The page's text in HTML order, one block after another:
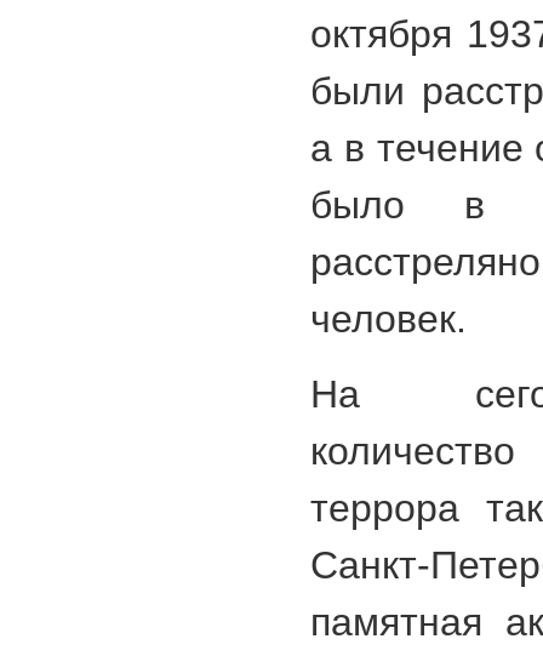
октября
были
а в течение
было в
человек.
На
террора
Санкт-
памятная